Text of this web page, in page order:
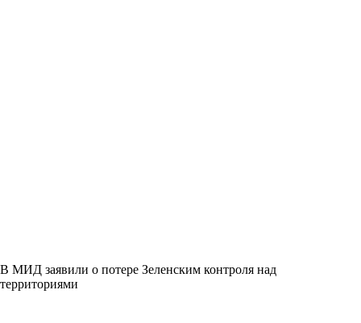
В МИД заявили о потере Зеленским контроля над
территориями